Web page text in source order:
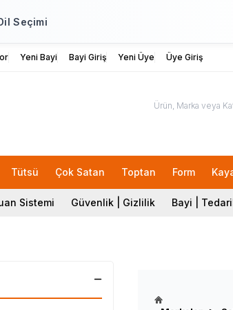
Seçimi
Yeni Bayi Bayi Giriş Yeni Üye Üye Giriş
Tütsü Çok Satan Toptan Form
Sistemi Güvenlik | Gizlilik Bayi |